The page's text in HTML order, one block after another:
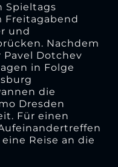
Spieltags
Freitagabend
und
Nachdem
Pavel Dotchev
in Folge
die
Dresden
Für einen
Reise an die